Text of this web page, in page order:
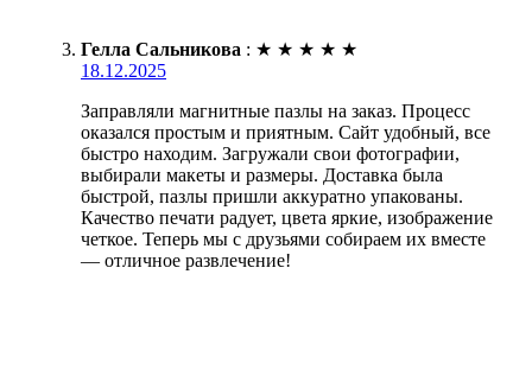
Гелла Сальникова : ★ ★ ★ ★ ★
18.12.2025
Заправляли магнитные пазлы на заказ. Процесс
оказался простым и приятным. Сайт удобный, все
быстро находим. Загружали свои фотографии,
выбирали макеты и размеры. Доставка была
быстрой, пазлы пришли аккуратно упакованы.
Качество печати радует, цвета яркие, изображение
четкое. Теперь мы с друзьями собираем их вместе
— отличное развлечение!